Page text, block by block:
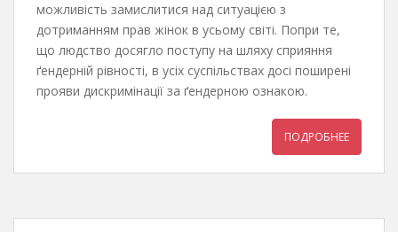
можливість замислитися над ситуацією з
дотриманням прав жінок в усьому світі. Попри те,
що людство досягло поступу на шляху сприяння
ґендерній рівності, в усіх суспільствах досі поширені
прояви дискримінації за ґендерною ознакою.
ПОДРОБНЕЕ